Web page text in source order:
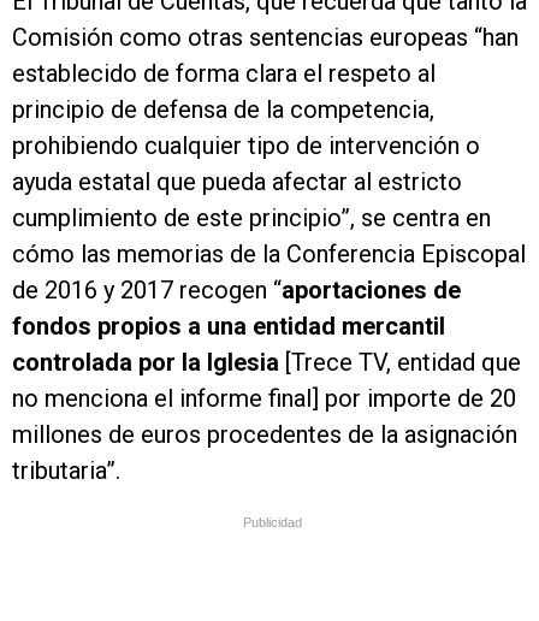
Comisión como otras sentencias europeas “han
establecido de forma clara el respeto al
principio de defensa de la competencia,
prohibiendo cualquier tipo de intervención o
ayuda estatal que pueda afectar al estricto
cumplimiento de este principio”, se centra en
cómo las memorias de la Conferencia Episcopal
de 2016 y 2017 recogen “aportaciones de
fondos propios a una entidad mercantil
controlada por la Iglesia [Trece TV, entidad que
no menciona el informe final] por importe de 20
millones de euros procedentes de la asignación
tributaria”.
Publicidad